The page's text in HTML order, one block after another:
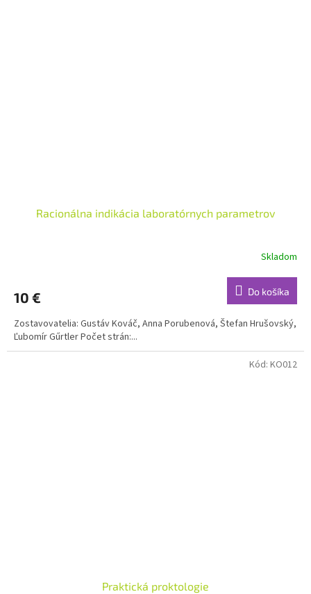
Racionálna indikácia laboratórnych parametrov
Skladom
10 € Do košíka
Zostavovatelia: Gustáv Kováč, Anna Porubenová, Štefan Hrušovský,
Ľubomír Gűrtler Počet strán:...
Praktická proktologie
Kód: KO012